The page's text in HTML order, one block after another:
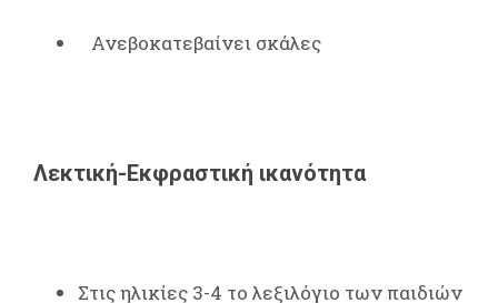
Ανεβοκατεβαίνει σκάλες
Λεκτική-Εκφραστική ικανότητα
Στις ηλικίες 3-4 το λεξιλόγιο των παιδιών